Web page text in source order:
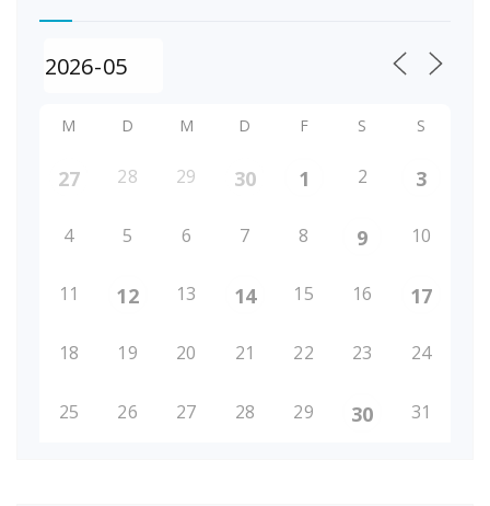
M D M D F S S
27 28 29 30 1 2 3
4 5 6 7 8 9 10
11 12 13 14 15 16 17
18 19 20 21 22 23 24
25 26 27 28 29 30 31